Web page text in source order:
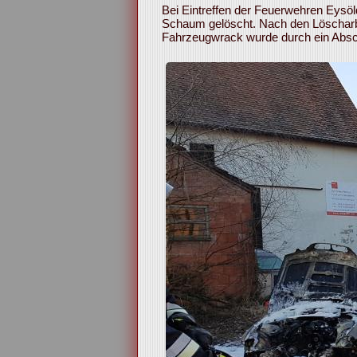
Bei Eintreffen der Feuerwehren
Schaum gelöscht. Nach den
Fahrzeugwrack wurde durch ein